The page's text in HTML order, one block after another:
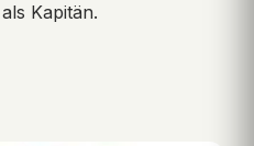
Kapitän.